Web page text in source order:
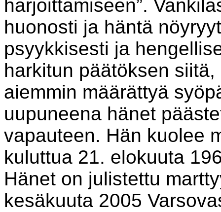
harjoittamiseen”.
huonosti ja häntä
psyykkisesti ja
harkitun päätöksen
aiemmin määrättyä
uupuneena hänet
vapauteen. Hän kuolee
kuluttua 21. elokuuta
Hänet on julistettu
kesäkuuta 2005